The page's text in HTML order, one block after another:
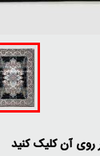
روی آن کلیک کنید